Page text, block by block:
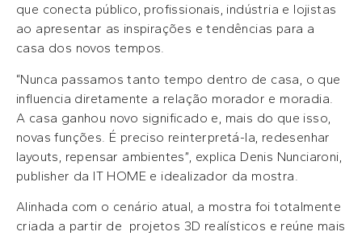
que conecta público, profissionais, indústria e lojistas
ao apresentar as inspirações e tendências para a
casa dos novos tempos.
“Nunca passamos tanto tempo dentro de casa, o que
influencia diretamente a relação morador e moradia.
A casa ganhou novo significado e, mais do que isso,
novas funções. É preciso reinterpretá-la, redesenhar
layouts, repensar ambientes”, explica Denis Nunciaroni,
publisher da IT HOME e idealizador da mostra.
Alinhada com o cenário atual, a mostra foi totalmente
criada a partir de projetos 3D realísticos e reúne mais